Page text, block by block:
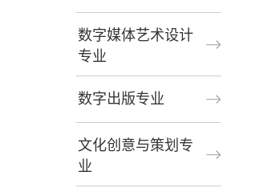
数字媒体艺术设计
专业
数字出版专业
文化创意与策划专
业